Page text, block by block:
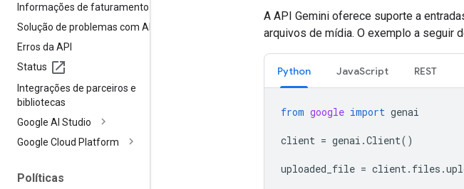
Informações de faturamento
Solução de problemas com APIs
Erros da API
Status
Integrações de parceiros e
bibliotecas
Google AI Studio
Google Cloud Platform
Políticas
A API Gemini oferece suporte a
arquivos de mídia. O exemplo a seguir
Python JavaScript REST
from google import genai
client = genai .Client()
uploaded_file = client. files .